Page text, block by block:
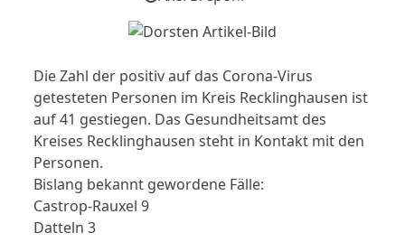
Die Zahl der positiv auf das Corona-Virus
getesteten Personen im Kreis Recklinghausen ist
auf 41 gestiegen. Das Gesundheitsamt des
Kreises Recklinghausen steht in Kontakt mit den
Personen.
Bislang bekannt gewordene Fälle:
Castrop-Rauxel 9
Datteln 3